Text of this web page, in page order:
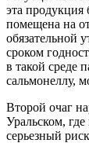
эта продукция
помещена на
обязательной
сроком
в такой среде
сальмонеллу,
Второй очаг
Уральском,
серьезный